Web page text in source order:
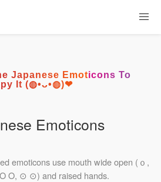
Japanese Emoticons To
It (◍•ᴗ•◍)❤
Emoticons
emoticons use mouth wide open (ｏ,
O, ⊙ ⊙) and raised hands.